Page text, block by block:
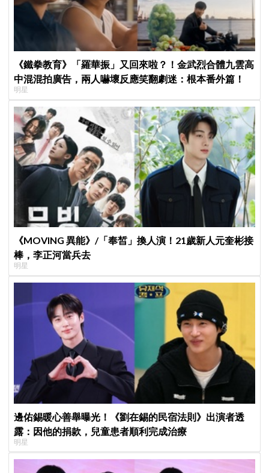
《鐵拳教育》「羅華振」又回來啦？！金武烈合體九雲高
中混混拍廣告，兩人嚇壞反應笑翻劇迷：根本番外篇！
明星
《MOVING 異能》/「奉皙」換人演！21歲新人元奎彬接
棒，李正河當兵去
明星
邊佑錫暖心善舉曝光！《劉在錫的民宿法則》出演者透
露：因他的捐款，兒童患者順利完成治療
明星